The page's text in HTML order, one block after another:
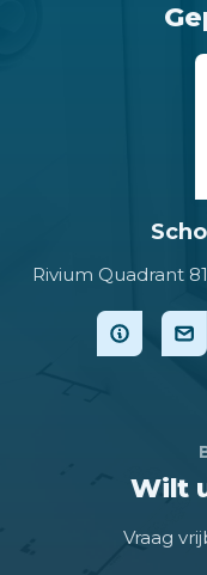
Rivium Quadrant
Wilt
Vraag